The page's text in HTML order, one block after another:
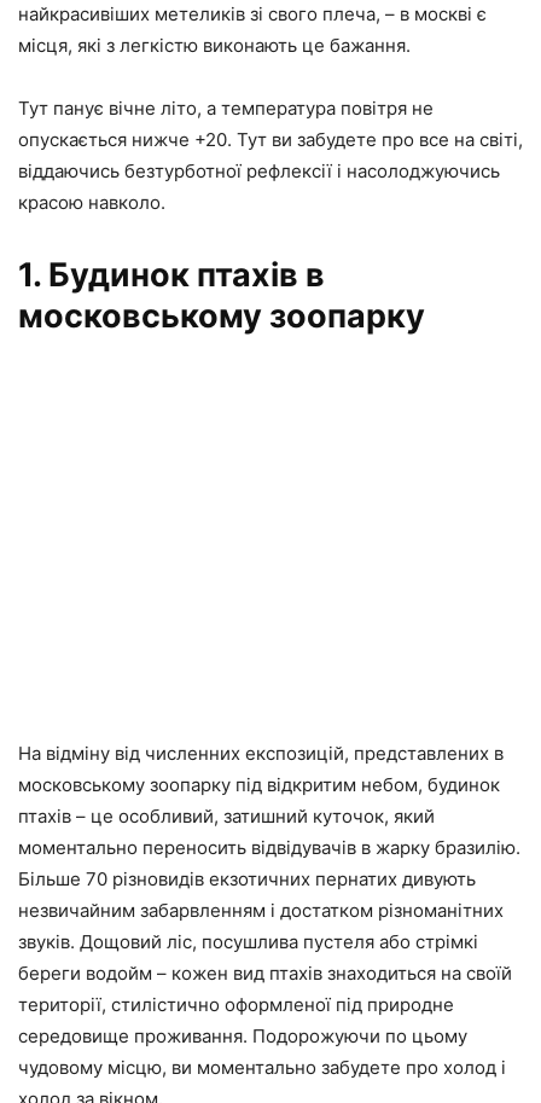
найкрасивіших метеликів зі свого плеча, – в москві є
місця, які з легкістю виконають це бажання.
Тут панує вічне літо, а температура повітря не
опускається нижче +20. Тут ви забудете про все на світі,
віддаючись безтурботної рефлексії і насолоджуючись
красою навколо.
1. Будинок птахів в
московському зоопарку
На відміну від численних експозицій, представлених в
московському зоопарку під відкритим небом, будинок
птахів – це особливий, затишний куточок, який
моментально переносить відвідувачів в жарку бразилію.
Більше 70 різновидів екзотичних пернатих дивують
незвичайним забарвленням і достатком різноманітних
звуків. Дощовий ліс, посушлива пустеля або стрімкі
береги водойм – кожен вид птахів знаходиться на своїй
території, стилістично оформленої під природне
середовище проживання. Подорожуючи по цьому
чудовому місцю, ви моментально забудете про холод і